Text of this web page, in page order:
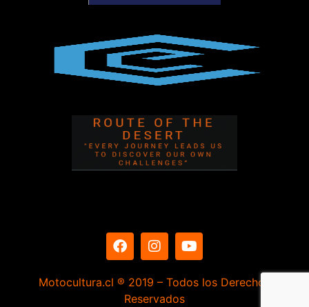
Motocultura.cl ® 2019 – Todos los Derechos
Reservados